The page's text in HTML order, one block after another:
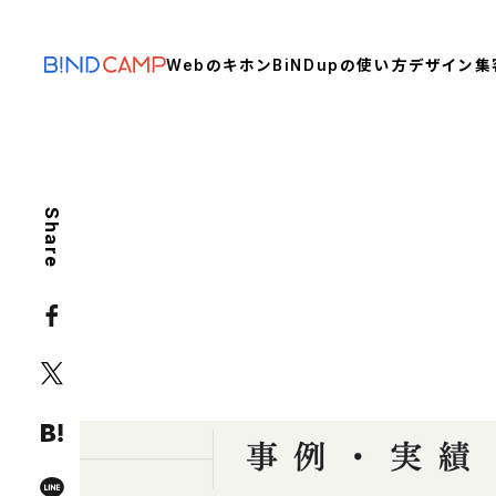
Webのキホン BiNDupの使い方デザイン集
Share